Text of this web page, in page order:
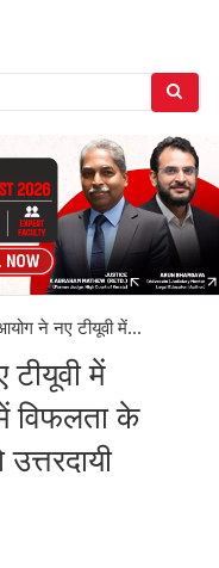
आयोग ने नए टीयूवी में...
टीयूवी में
में विफलता के